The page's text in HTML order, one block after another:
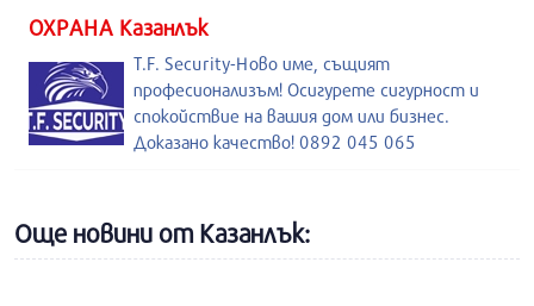
ОХРАНА Казанлък
T.F. Security-Ново име, същият
професионализъм! Осигурете сигурност и
спокойствие на вашия дом или бизнес.
Доказано качество! 0892 045 065
Още новини от Казанлък: